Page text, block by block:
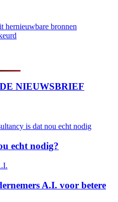
hernieuwbare bronnen
NIEUWSBRIEF
echt nodig?
A.I. voor betere